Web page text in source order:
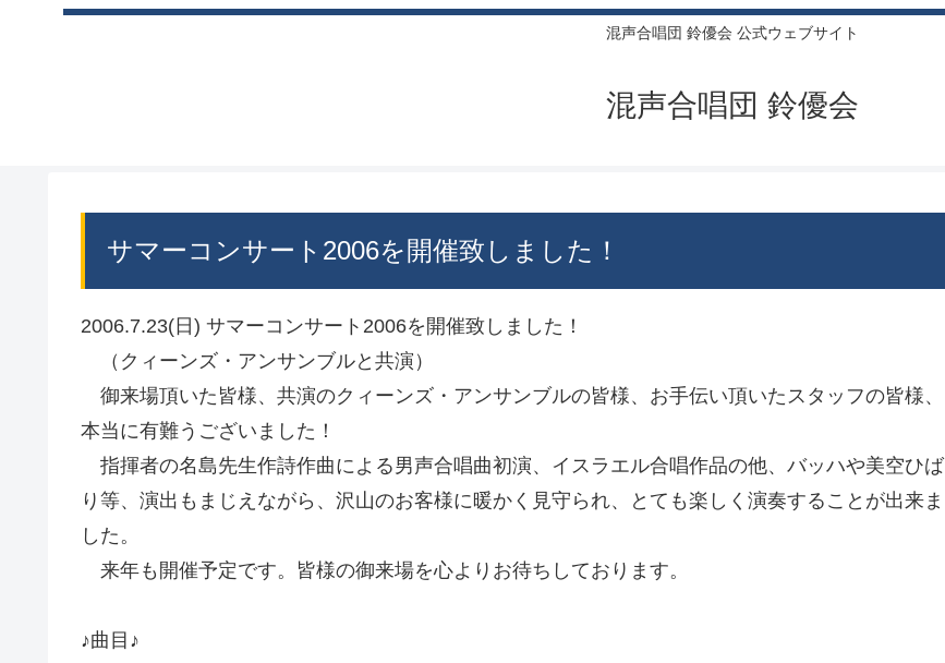
混声合唱団 鈴優会 公式ウェブサイト
混声合唱団 鈴優会
サマーコンサート2006を開催致しました！
2006.7.23(日) サマーコンサート2006を開催致しました！
（クィーンズ・アンサンブルと共演）
御来場頂いた皆様、共演のクィーンズ・アンサンブルの皆様、お手伝い頂いたスタッフの皆様、
本当に有難うございました！
指揮者の名島先生作詩作曲による男声合唱曲初演、イスラエル合唱作品の他、バッハや美空ひば
り等、演出もまじえながら、沢山のお客様に暖かく見守られ、とても楽しく演奏することが出来ま
した。
来年も開催予定です。皆様の御来場を心よりお待ちしております。
♪曲目♪